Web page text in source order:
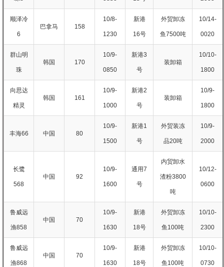
顺泽冷
6
巴拿马 158
10/8-
1230
新港
16号
外贸卸冻
鱼7500吨
10/14-
0020
群山明
珠
韩国 170
10/9-
0850
新港3
号
装卸箱
10/10-
1800
向思达
精灵
韩国 161
10/9-
1000
新港2
号
装卸箱
10/9-
1800
丰海66 中国 80
10/9-
1500
新港1
号
外贸装冻
品20吨
10/9-
2000
长鹭
568
中国 92
10/9-
1600
通用7
号
内贸卸水
渣粉3800
吨
10/12-
0600
鲁威远
渔858
中国 70
10/9-
1630
新港
18号
外贸卸冻
鱼100吨
10/10-
2300
鲁威远
渔868
中国 70
10/9-
1630
新港
18号
外贸卸冻
鱼100吨
10/10-
0730